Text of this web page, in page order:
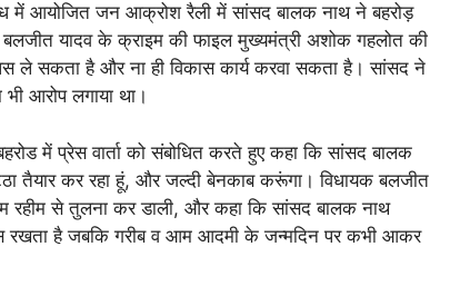
में आयोजित जन आक्रोश रैली में सांसद बालक नाथ ने बहरोड़
यादव के क्राइम की फाइल मुख्यमंत्री अशोक गहलोत की
ले सकता है और ना ही विकास कार्य करवा सकता है। सांसद ने
आरोप लगाया था।
में प्रेस वार्ता को संबोधित करते हुए कहा कि सांसद बालक
तैयार कर रहा हूं, और जल्दी बेनकाब करूंगा। विधायक बलजीत
से तुलना कर डाली, और कहा कि सांसद बालक नाथ
रखता है जबकि गरीब व आम आदमी के जन्मदिन पर कभी आकर